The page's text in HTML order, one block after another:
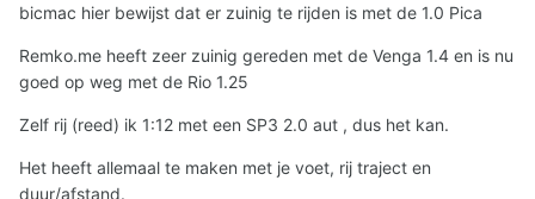
bicmac hier bewijst dat er zuinig te rijden is met de 1.0 Pica
Remko.me heeft zeer zuinig gereden met de Venga 1.4 en is nu
goed op weg met de Rio 1.25
Zelf rij (reed) ik 1:12 met een SP3 2.0 aut , dus het kan.
Het heeft allemaal te maken met je voet, rij traject en
duur/afstand.